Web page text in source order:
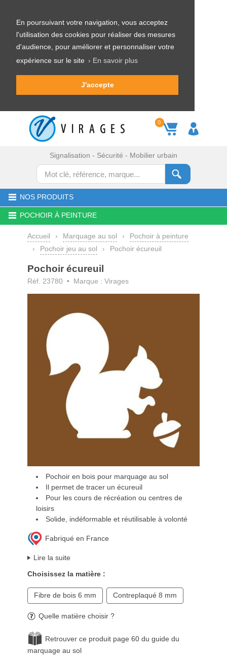
En poursuivant votre navigation, vous acceptez
l'utilisation des cookies pour réaliser des mesures
d'audience, pour améliorer et personnaliser votre
expérience sur le site › En savoir plus
J'accepte
0
Signalisation - Sécurité - Mobilier urbain
NOS PRODUITS
POCHOIR À PEINTURE
Accueil › Marquage au sol ›
Pochoir à peinture
›
Pochoir jeu au sol › Pochoir écureuil
Pochoir écureuil
Réf. 23780 • Marque : Virages
Pochoir en bois pour marquage au sol
Il permet de tracer un écureuil
Pour les cours de récréation ou centres de
loisirs
Solide, indéformable et réutilisable à volonté
Fabriqué en France
Lire la suite
Choisissez la matière :
Fibre de bois 6 mm Contreplaqué 8 mm
Quelle matière choisir ?
Retrouver ce produit page 60 du guide du
marquage au sol